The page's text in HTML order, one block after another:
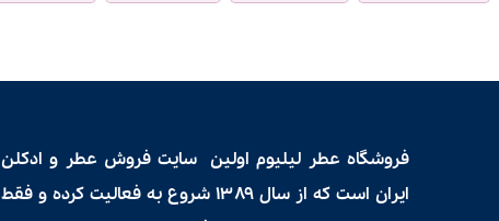
فروشگاه عطر لیلیوم اولین سایت فروش عطر و ادکلن
ایران است که از سال ۱۳۸۹ شروع به فعالیت کرده و فقط